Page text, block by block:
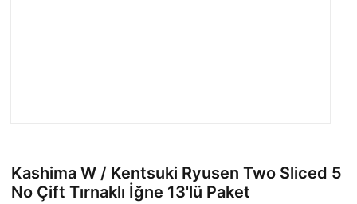
Kashima W / Kentsuki Ryusen Two Sliced 5
No Çift Tırnaklı İğne 13'lü Paket